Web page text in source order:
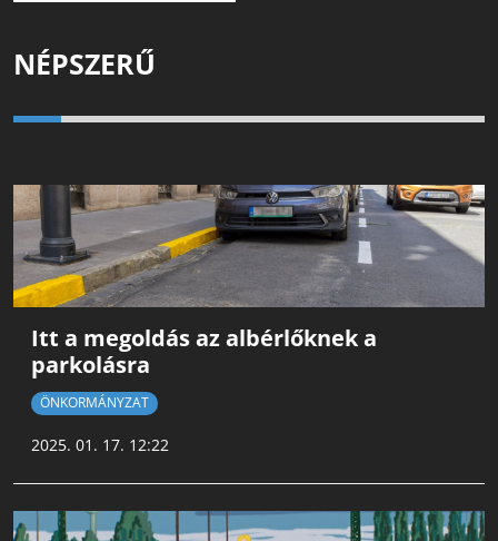
NÉPSZERŰ
Itt a megoldás az albérlőknek a
parkolásra
ÖNKORMÁNYZAT
2025. 01. 17. 12:22